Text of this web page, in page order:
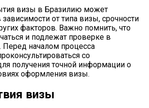
визы в Бразилию может
от типа визы, срочности
факторов. Важно помнить, что
и подлежат проверке в
Перед началом процесса
со
получения точной информации о
оформления визы.
визы